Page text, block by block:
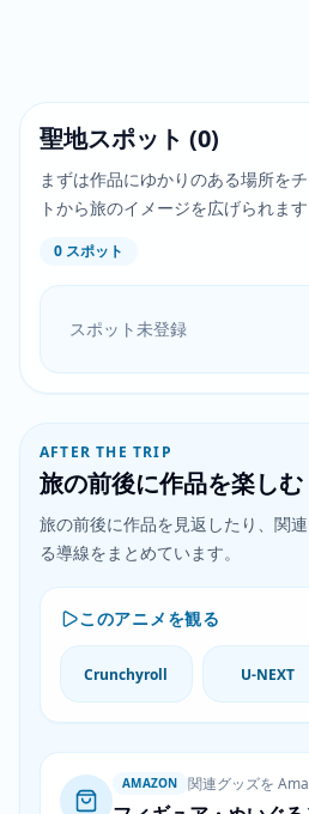
聖地スポット (0)
まずは作品にゆかりのある場所を
トから旅のイメージを広げられます
0 スポット
スポット未登録
AFTER THE TRIP
旅の前後に作品を楽しむ
旅の前後に作品を見返したり、関
る導線をまとめています。
このアニメを観る
Crunchyroll U-NEXT
AMAZON 関連グッズを